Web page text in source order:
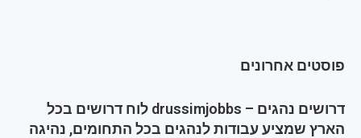
פוסטים אחרונים
דרושים נהגים – drussimjobbs לוח דרושים בכל
הארץ שמציע עבודות לנהגים בכל התחומים, נהיגה